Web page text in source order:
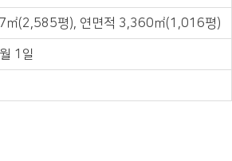
㎡(2,585평), 연면적 3,360㎡(1,016평)
1일